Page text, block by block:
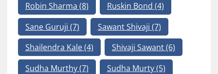
Robin Sharma (8) Ruskin Bond (4)
Sane Guruji (7) Sawant Shivaji (7)
Shailendra Kale(4) Shivaji Sawant(6)
Sudha Murthy(7) Sudha Murty(5)